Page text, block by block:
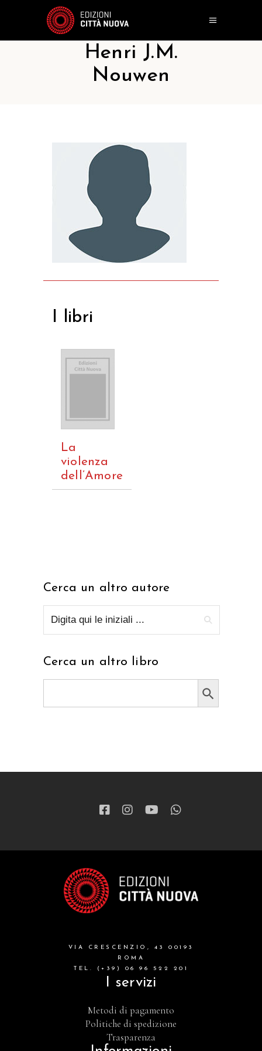
Henri J.M.
Nouwen
I libri
La
violenza
dell’Amore
Cerca un altro autore
Cerca un altro libro
Search Button
VIA CRESCENZIO, 43 00193
ROMA
TEL. (+39) 06 96 522 201
I servizi
Metodi di pagamento
Politiche di spedizione
Trasparenza